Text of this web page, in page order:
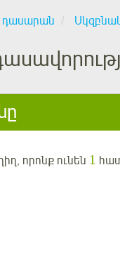
դասարան
որոնք ունեն 1